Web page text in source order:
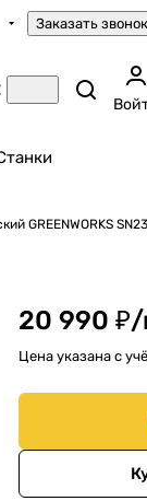
Заказать звонок
GREENWORKS
20 990 ₽/
Цена указана с